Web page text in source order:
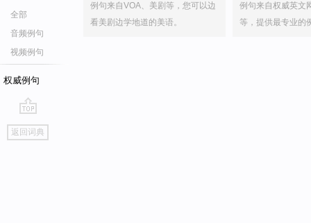
全部
音频例句
视频例句
权威例句
go
top
返回词典
例句来自VOA、美剧等，您可以边
看美剧边学地道的美语。
例句来自权威英文
等，提供最专业的